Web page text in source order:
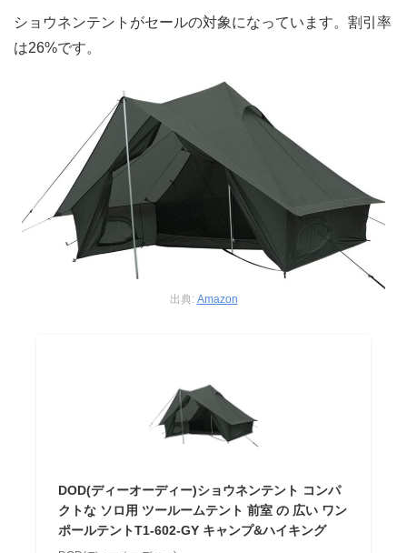
ショウネンテントがセールの対象になっています。割引率
は26%です。
出典: Amazon
DOD(ディーオーディー)ショウネンテント コンパ
クトな ソロ用 ツールームテント 前室 の 広い ワン
ポールテントT1-602-GY キャンプ&ハイキング